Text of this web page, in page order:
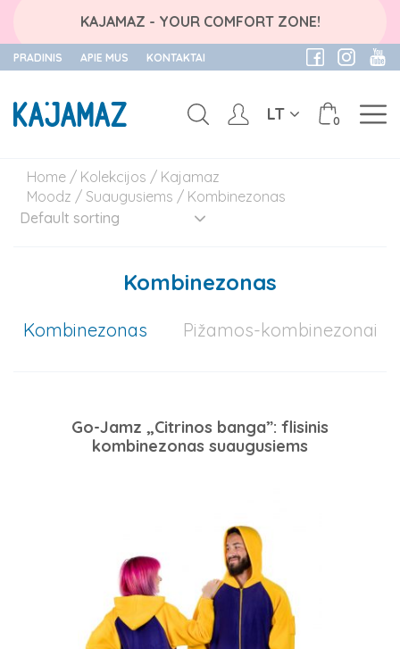
KAJAMAZ - YOUR COMFORT ZONE!
content
PRADINIS APIE MUS KONTAKTAI
0
LT
Home / Kolekcijos / Kajamaz
Moodz / Suaugusiems / Kombinezonas
Kombinezonas
Kombinezonas Pižamos-kombinezonai
Go-Jamz „Citrinos banga”: flisinis
kombinezonas suaugusiems